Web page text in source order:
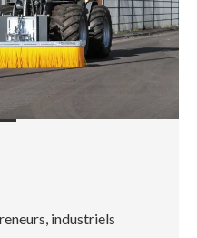
industriels